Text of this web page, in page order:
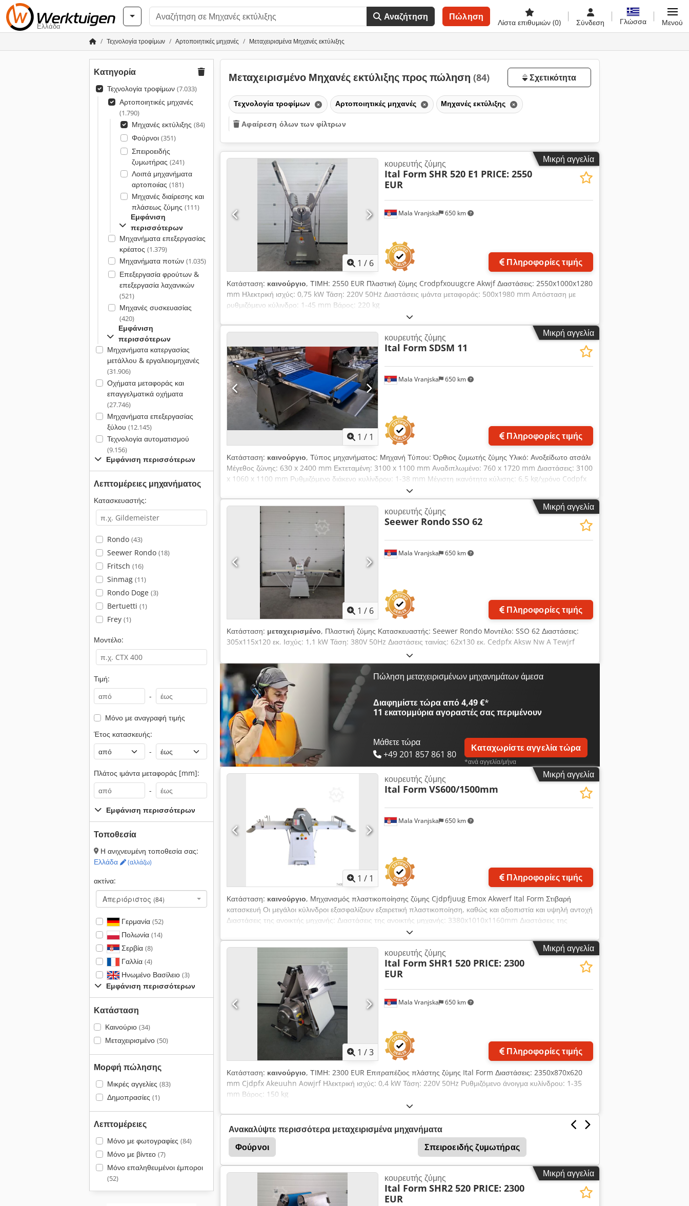
Ελλάδα
Αναζήτηση Πώληση
Λίστα επιθυμιών (0) Σύνδεση Γλώσσα Μενού
Τεχνολογία τροφίμων Αρτοποιητικές μηχανές Μεταχειρισμένα Μηχανές εκτύλιξης
Κατηγορία
Τεχνολογία τροφίμων (7.033)
Αρτοποιητικές μηχανές
(1.790)
Μηχανές εκτύλιξης (84)
Φούρνοι (351)
Σπειροειδής
ζυμωτήρας (241)
Λοιπά μηχανήματα
αρτοποιίας (181)
Μηχανές διαίρεσης και
πλάσεως ζύμης (111)
Εμφάνιση
περισσότερων
Μηχανήματα επεξεργασίας
κρέατος (1.379)
Μηχανήματα ποτών (1.035)
Επεξεργασία φρούτων &
επεξεργασία λαχανικών
(521)
Μηχανές συσκευασίας
(420)
Εμφάνιση
περισσότερων
Μηχανήματα κατεργασίας
μετάλλου & εργαλειομηχανές
(31.906)
Οχήματα μεταφοράς και
επαγγελματικά οχήματα
(27.746)
Μηχανήματα επεξεργασίας
ξύλου (12.145)
Τεχνολογία αυτοματισμού
(9.156)
Εμφάνιση περισσότερων
Λεπτομέρειες μηχανήματος
Κατασκευαστής:
Rondo (43)
Seewer Rondo (18)
Fritsch (16)
Sinmag (11)
Rondo Doge (3)
Bertuetti (1)
Frey (1)
Μοντέλο:
Τιμή:
-
Μόνο με αναγραφή τιμής
Έτος κατασκευής:
-
Πλάτος ιμάντα μεταφοράς [mm]:
-
Εμφάνιση περισσότερων
Τοποθεσία
Η ανιχνευμένη τοποθεσία σας:
Ελλάδα
(αλλάζω)
ακτίνα:
Απεριόριστος (84)
Γερμανία (52)
Πολωνία (14)
Σερβία (8)
Γαλλία (4)
Ηνωμένο Βασίλειο (3)
Εμφάνιση περισσότερων
Κατάσταση
Καινούριο (34)
Μεταχειρισμένο (50)
Μορφή πώλησης
Μικρές αγγελίες (83)
Δημοπρασίες (1)
Λεπτομέρειες
Μόνο με φωτογραφίες (84)
Μόνο με βίντεο (7)
Μόνο επαληθευμένοι έμποροι
(52)
Μεταχειρισμένο Μηχανές εκτύλιξης προς πώληση (84) Σχετικότητα
Τεχνολογία τροφίμων Αρτοποιητικές μηχανές Μηχανές εκτύλιξης
Αφαίρεση όλων των φίλτρων
Μικρή αγγελία
1 / 6
Mala Vranjska 650 km
κουρευτής ζύμης
Ital Form SHR 520 E1 PRICE: 2550
EUR
Πληροφορίες τιμής
Κατάσταση: καινούργιο, ΤΙΜΗ: 2550 EUR Πλαστική ζύμης Crodpfxouugcre Akwjf Διαστάσεις: 2550x1000x1280
mm Ηλεκτρική ισχύς: 0,75 kW Τάση: 220V 50Hz Διαστάσεις ιμάντα μεταφοράς: 500x1980 mm Απόσταση με
ρυθμιζόμενο κύλινδρο: 1-45 mm Βάρος: 220 kg
Μικρή αγγελία
1 / 1
Mala Vranjska 650 km
κουρευτής ζύμης
Ital Form SDSM 11
Πληροφορίες τιμής
Κατάσταση: καινούργιο, Τύπος μηχανήματος: Μηχανή Τύπου: Όρθιος ζυμωτής ζύμης Υλικό: Ανοξείδωτο ατσάλι
Μέγεθος ζώνης: 630 x 2400 mm Εκτεταμένη: 3100 x 1100 mm Αναδιπλωμένο: 760 x 1720 mm Διαστάσεις: 3100
x 1060 x 1100 mm Ρυθμιζόμενο διάκενο κυλίνδρου: 1-38 mm Μέγιστη ικανότητα κύλισης: 6,5 kg/χρόνο Codpfx
Akouug S Towsrf Ηλεκτρική ισχύς: 0,75 kW - 380 V Βάρος: 260 kg
Μικρή αγγελία
1 / 6
Mala Vranjska 650 km
κουρευτής ζύμης
Seewer RondoSSO 62
Πληροφορίες τιμής
Κατάσταση: μεταχειρισμένο, Πλαστική ζύμης Κατασκευαστής: Seewer Rondo Μοντέλο: SSO 62 Διαστάσεις:
305x115x120 εκ. Ισχύς: 1,1 kW Τάση: 380V 50Hz Διαστάσεις ταινίας: 62x130 εκ. Cedpfx Aksw Nw A Tewjrf
Πώληση μεταχειρισμένων μηχανημάτων άμεσα
Διαφημίστε τώρα από 4,49 €*
11 εκατομμύρια αγοραστέςσας περιμένουν
Μάθετε τώρα
+49 201 857 861 80
Καταχωρίστε αγγελία τώρα
*ανά αγγελία/μήνα
Μικρή αγγελία
1 / 1
Mala Vranjska 650 km
κουρευτής ζύμης
Ital Form VS600/1500mm
Πληροφορίες τιμής
Κατάσταση: καινούργιο, Μηχανισμός πλαστικοποίησης ζύμης Cjdpfjuug Emox Akwerf Ital Form Στιβαρή
κατασκευή Οι μεγάλοι κύλινδροι εξασφαλίζουν εξαιρετική πλαστικοποίηση, καθώς και αξιοπιστία και υψηλή αντοχή
Διαστάσεις της ανοικτής μηχανής: Διαστάσεις της ανοικτής μηχανής: 3380x1010x1160mm Διαστάσεις της
κλειστής μηχανής: 3380x1080 mm: 1080x1010x2250mm Μήκος ταινίας: 1500mm Ηλεκτρική ισχύς: 0,75kW /
1,1kW Τάση: 400V 50Hz Μέγιστη ποσότητα εργάσιμης ζύμης: 8kg Βάρος μηχανήματος: 250 kg
Μικρή αγγελία
1 /3
Mala Vranjska 650 km
κουρευτής ζύμης
Ital Form SHR1 520 PRICE: 2300
EUR
Πληροφορίες τιμής
Κατάσταση: καινούργιο, ΤΙΜΗ: 2300 EUR Επιτραπέζιος πλάστης ζύμης Ital Form Διαστάσεις: 2350x870x620
mm Cjdpfx Akeuuhn Aowjrf Ηλεκτρική ισχύς: 0,4 kW Τάση: 220V 50Hz Ρυθμιζόμενο άνοιγμα κυλίνδρου: 1-35
mm Βάρος: 150 kg
Ανακαλύψτε περισσότερα μεταχειρισμένα μηχανήματα
Φούρνοι
Σπειροειδής ζυμωτήρας
Μικρή αγγελία
κουρευτής ζύμης
Ital Form SHR2 520 PRICE: 2300
EUR